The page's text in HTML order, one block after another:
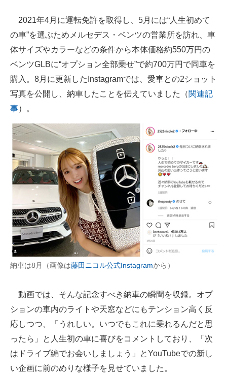
企業向けIT製品の総合サイト
IT製品の技術・比較・事例
製造業のIT導入・活用を支援
モノづくり技術者専門サイト
電子設計の基本と応用
エネルギーの専門メディア
建設×テクノロジーの最前線
ちょっと気になるネットの話題
2021年4月に運転免許を取得し、5月には“人生初めて
の車”を選ぶためメルセデス・ベンツの営業所を訪れ、車
体サイズやカラーなどの条件から本体価格約550万円の
ベンツGLBに“オプション全部乗せ”で約700万円で同車を
購入。8月に更新したInstagramでは、愛車との2ショット
写真を公開し、納車したことを伝えていました（関連記
事）。
納車は8月（画像は藤田ニコル公式Instagramから）
動画では、そんな記念すべき納車の瞬間を収録。オプ
ションの車内のライトや天窓などにもテンション高く反
応しつつ、「うれしい。いつでもこれに乗れるんだと思
ったら」と人生初の車に喜びをコメントしており、「次
はドライブ編でお会いしましょう」とYouTubeでの新し
い企画に前のめりな様子を見せていました。